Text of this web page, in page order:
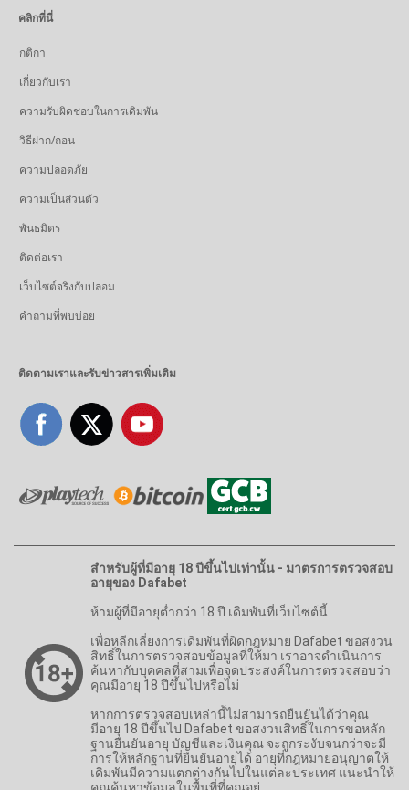
คลิกที่นี่
กติกา
เกี่ยวกับเรา
ความรับผิดชอบในการเดิมพัน
วิธีฝาก/ถอน
ความปลอดภัย
ความเป็นส่วนตัว
พันธมิตร
ติดต่อเรา
เว็บไซต์จริงกับปลอม
คำถามที่พบบ่อย
ติดตามเราและรับข่าวสารเพิ่มเติม
สำหรับผู้ที่มีอายุ 18 ปีขึ้นไปเท่านั้น - มาตรการตรวจสอบ
อายุของ Dafabet
ห้ามผู้ที่มีอายุต่ำกว่า 18 ปี เดิมพันที่เว็บไซต์นี้
เพื่อหลีกเลี่ยงการเดิมพันที่ผิดกฎหมาย Dafabet ขอสงวน
สิทธิ์ในการตรวจสอบข้อมูลที่ให้มา เราอาจดำเนินการ
ค้นหากับบุคคลที่สามเพื่อจุดประสงค์ในการตรวจสอบว่า
คุณมีอายุ 18 ปีขึ้นไปหรือไม่
หากการตรวจสอบเหล่านี้ไม่สามารถยืนยันได้ว่าคุณ
มีอายุ 18 ปีขึ้นไป Dafabet ขอสงวนสิทธิ์ในการขอหลัก
ฐานยืนยันอายุ บัญชีและเงินคุณ จะถูกระงับจนกว่าจะมี
การให้หลักฐานที่ยืนยันอายุได้ อายุที่กฎหมายอนุญาตให้
เดิมพันมีความแตกต่างกันไปในแต่ละประเทศ แนะนำให้